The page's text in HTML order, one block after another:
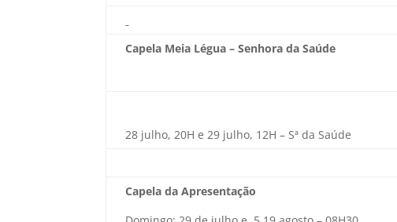
Capela Meia Légua – Senhora da Saúde
28 julho, 20H e 29 julho, 12H – Sª da Saúde
Capela da Apresentação